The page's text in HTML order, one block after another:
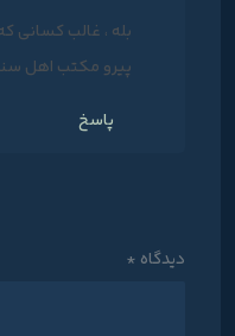
بله ، غالب کسانی
پیرو مکتب اهل
پاسخ
دیدگاه *